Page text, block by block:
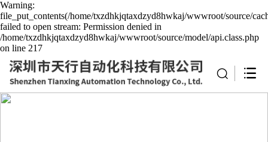
Warning:
file_put_contents(/home/txzdhkjqtaxdzyd8hwkaj/wwwroot/source/
failed to open stream: Permission denied in
/home/txzdhkjqtaxdzyd8hwkaj/wwwroot/source/model/api.class.php
on line 217